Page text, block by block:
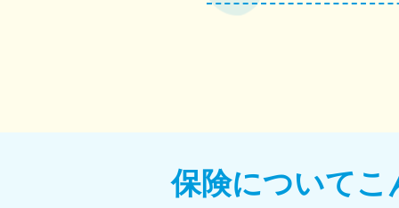
保険についてこ